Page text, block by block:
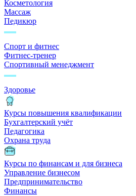
Косметология
Массаж
Педикюр
Спорт и фитнес
Фитнес-тренер
Спортивный менеджмент
Здоровье
Курсы повышения квалификации
Бухгалтерский учёт
Педагогика
Охрана труда
Курсы по финансам и для бизнеса
Управление бизнесом
Предпринимательство
Финансы